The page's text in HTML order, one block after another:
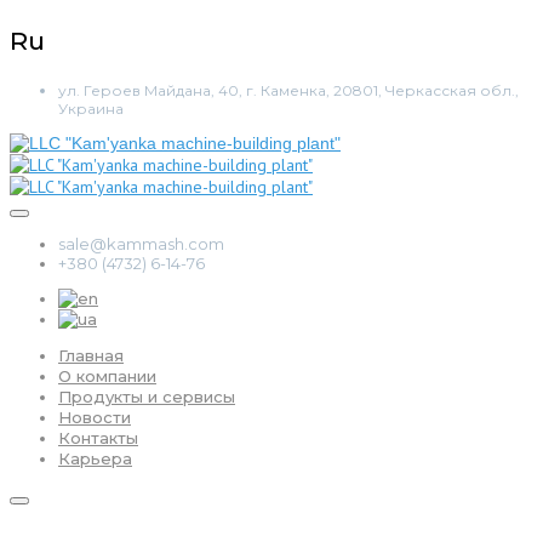
Ru
ул. Героев Майдана, 40, г. Каменка, 20801, Черкасская обл.,
Украина
sale@kammash.com
+380 (4732) 6-14-76
Главная
О компании
Продукты и сервисы
Новости
Контакты
Карьера